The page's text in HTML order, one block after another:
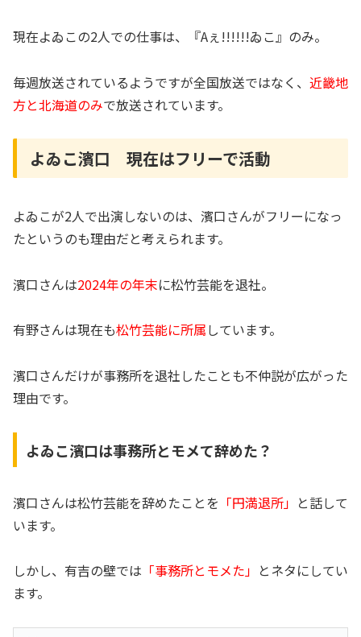
現在よゐこの2人での仕事は、『Aぇ!!!!!!ゐこ』のみ。
毎週放送されているようですが全国放送ではなく、 近畿地
方と北海道のみで放送されています。
よゐこ濱口 現在はフリーで活動
よゐこが2人で出演しないのは、濱口さんがフリーになっ
たというのも理由だと考えられます。
濱口さんは2024年の年末に松竹芸能を退社。
有野さんは現在も松竹芸能に所属しています。
濱口さんだけが事務所を退社したことも不仲説が広がった
理由です。
よゐこ濱口は事務所とモメて辞めた？
濱口さんは松竹芸能を辞めたことを 「円満退所」 と話して
います。
しかし、有吉の壁では 「事務所とモメた」 とネタにしてい
ます。